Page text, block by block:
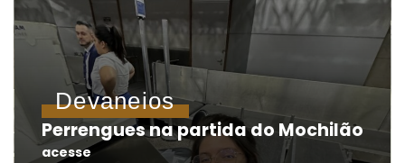
Devaneios
Perrengues na partida do Mochilão
acesse